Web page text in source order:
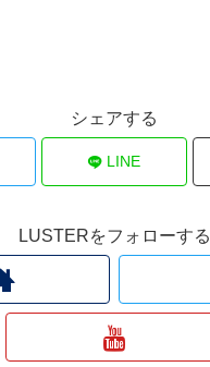
シェアする
LINE
LUSTERをフォローする